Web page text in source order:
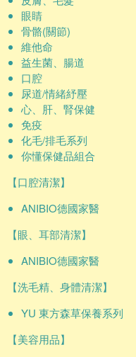
眼睛
骨骼(關節)
維他命
益生菌、腸道
口腔
尿道/情緒紓壓
心、肝、腎保健
免疫
化毛/排毛系列
你懂保健品組合
【口腔清潔】
ANIBIO德國家醫
【眼、耳部清潔】
ANIBIO德國家醫
【洗毛精、身體清潔】
YU 東方森草保養系列
【美容用品】